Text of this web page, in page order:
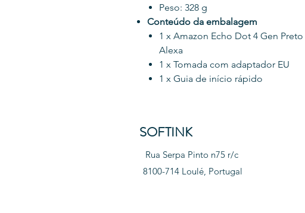
Peso: 328 g
Conteúdo da embalagem
1 x Amazon Echo Dot 4 Gen
Alexa
1 x Tomada com adaptador EU
1 x Guia de início rápido
SOFTINK
Rua Serpa Pinto n75 r/c
8100-714 Loulé, Portugal